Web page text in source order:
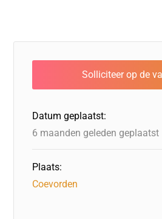
Datum geplaatst:
6 maanden geleden geplaatst
Plaats:
Coevorden